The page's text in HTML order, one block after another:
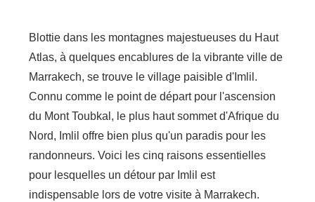
Blottie dans les montagnes majestueuses du Haut
Atlas, à quelques encablures de la vibrante ville de
Marrakech, se trouve le village paisible d'Imlil.
Connu comme le point de départ pour l'ascension
du Mont Toubkal, le plus haut sommet d'Afrique du
Nord, Imlil offre bien plus qu'un paradis pour les
randonneurs. Voici les cinq raisons essentielles
pour lesquelles un détour par Imlil est
indispensable lors de votre visite à Marrakech.